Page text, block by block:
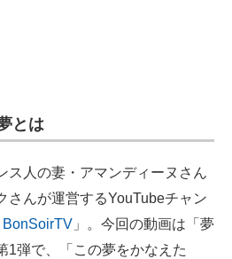
とは
人の妻・アマンディーヌさん
さんが運営するYouTubeチャン
BonSoirTV 」。今回の動画は「夢
1弾で、「この夢をかなえた